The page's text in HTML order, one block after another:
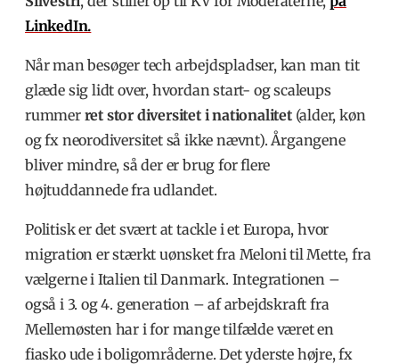
LinkedIn.
Når man besøger tech arbejdspladser, kan man tit
glæde sig lidt over, hvordan start- og scaleups
rummerret stor diversitet i nationalitet (alder, køn
og fx neorodiversitet så ikke nævnt). Årgangene
bliver mindre, så der er brug for flere
højtuddannede fra udlandet.
Politisk er det svært at tackle i et Europa, hvor
migration er stærkt uønsket fra Meloni til Mette, fra
vælgerne i Italien til Danmark. Integrationen –
også i 3. og 4. generation – af arbejdskraft fra
Mellemøsten har i for mange tilfælde været en
fiasko ude i boligområderne. Det yderste højre, fx